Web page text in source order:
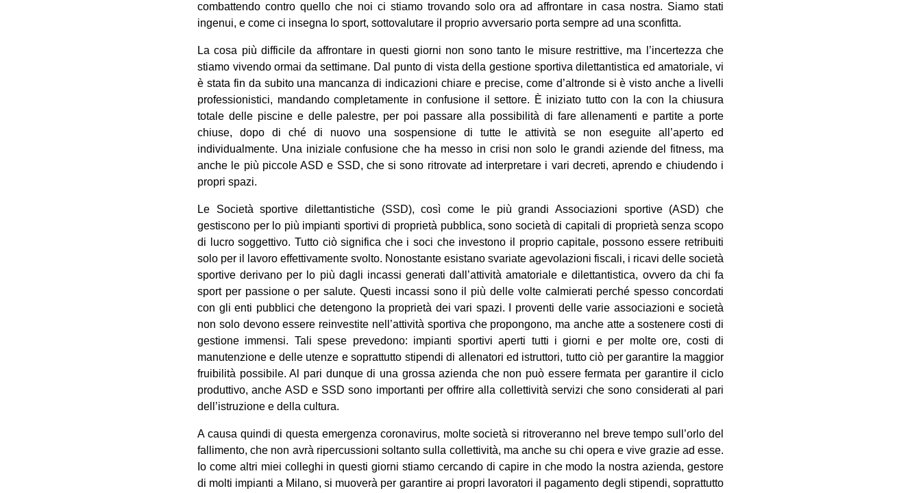
combattendo contro quello che noi ci stiamo trovando solo ora ad affrontare in casa nostra. Siamo stati
ingenui, e come ci insegna lo sport, sottovalutare il proprio avversario porta sempre ad una sconfitta.
La cosa più difficile da affrontare in questi giorni non sono tanto le misure restrittive, ma l’incertezza che
stiamo vivendo ormai da settimane. Dal punto di vista della gestione sportiva dilettantistica ed amatoriale, vi
è stata fin da subito una mancanza di indicazioni chiare e precise, come d’altronde si è visto anche a livelli
professionistici, mandando completamente in confusione il settore. È iniziato tutto con la con la chiusura
totale delle piscine e delle palestre, per poi passare alla possibilità di fare allenamenti e partite a porte
chiuse, dopo di ché di nuovo una sospensione di tutte le attività se non eseguite all’aperto ed
individualmente. Una iniziale confusione che ha messo in crisi non solo le grandi aziende del fitness, ma
anche le più piccole ASD e SSD, che si sono ritrovate ad interpretare i vari decreti, aprendo e chiudendo i
propri spazi.
Le Società sportive dilettantistiche (SSD), così come le più grandi Associazioni sportive (ASD) che
gestiscono per lo più impianti sportivi di proprietà pubblica, sono società di capitali di proprietà senza scopo
di lucro soggettivo. Tutto ciò significa che i soci che investono il proprio capitale, possono essere retribuiti
solo per il lavoro effettivamente svolto. Nonostante esistano svariate agevolazioni fiscali, i ricavi delle società
sportive derivano per lo più dagli incassi generati dall’attività amatoriale e dilettantistica, ovvero da chi fa
sport per passione o per salute. Questi incassi sono il più delle volte calmierati perché spesso concordati
con gli enti pubblici che detengono la proprietà dei vari spazi. I proventi delle varie associazioni e società
non solo devono essere reinvestite nell’attività sportiva che propongono, ma anche atte a sostenere costi di
gestione immensi. Tali spese prevedono: impianti sportivi aperti tutti i giorni e per molte ore, costi di
manutenzione e delle utenze e soprattutto stipendi di allenatori ed istruttori, tutto ciò per garantire la maggior
fruibilità possibile. Al pari dunque di una grossa azienda che non può essere fermata per garantire il ciclo
produttivo, anche ASD e SSD sono importanti per offrire alla collettività servizi che sono considerati al pari
dell’istruzione e della cultura.
A causa quindi di questa emergenza coronavirus, molte società si ritroveranno nel breve tempo sull’orlo del
fallimento, che non avrà ripercussioni soltanto sulla collettività, ma anche su chi opera e vive grazie ad esse.
Io come altri miei colleghi in questi giorni stiamo cercando di capire in che modo la nostra azienda, gestore
di molti impianti a Milano, si muoverà per garantire ai propri lavoratori il pagamento degli stipendi, soprattutto